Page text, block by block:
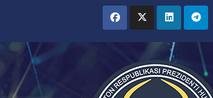
content